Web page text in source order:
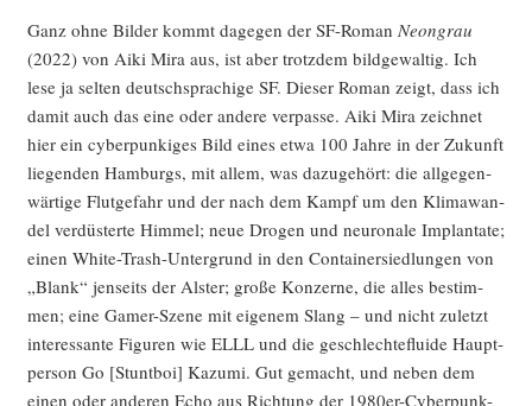
Ganz ohne Bil­der kommt dage­gen der SF-Roman Neon­grau
(2022) von Aiki Mira aus, ist aber trotz­dem bild­ge­wal­tig. Ich
lese ja sel­ten deutsch­spra­chi­ge SF. Die­ser Roman zeigt, dass ich
damit auch das eine oder ande­re ver­pas­se. Aiki Mira zeich­net
hier ein cyber­pun­ki­ges Bild eines etwa 100 Jah­re in der Zukunft
lie­gen­den Ham­burgs, mit allem, was dazu­ge­hört: die all­ge­gen­
wär­ti­ge Flut­ge­fahr und der nach dem Kampf um den Kli­ma­wan­
del ver­düs­ter­te Him­mel; neue Dro­gen und neu­ro­na­le Implan­ta­te;
einen White-Trash-Unter­grund in den Con­tai­ner­sied­lun­gen von
„Blank“ jen­seits der Als­ter; gro­ße Kon­zer­ne, die alles bestim­
men; eine Gamer-Sze­ne mit eige­nem Slang – und nicht zuletzt
inter­es­san­te Figu­ren wie ELLL und die geschlech­te­flui­de Haupt­
per­son Go [Stunt­boi] Kazu­mi. Gut gemacht, und neben dem
einen oder ande­ren Echo aus Rich­tung der 1980er-Cyber­punk-